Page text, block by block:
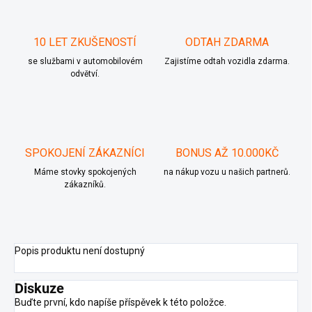
10 LET ZKUŠENOSTÍ
se službami v automobilovém
odvětví.
ODTAH ZDARMA
Zajistíme odtah vozidla zdarma.
SPOKOJENÍ ZÁKAZNÍCI
Máme stovky spokojených
zákazníků.
BONUS AŽ 10.000KČ
na nákup vozu u našich partnerů.
Popis produktu není dostupný
Diskuze
Buďte první, kdo napíše příspěvek k této položce.